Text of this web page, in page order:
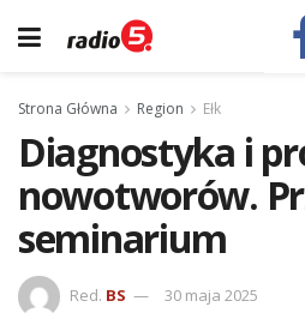
Strona Główna Region Ełk
Diagnostyka i
nowotworów.
seminarium
Red. BS 30 maja 2025